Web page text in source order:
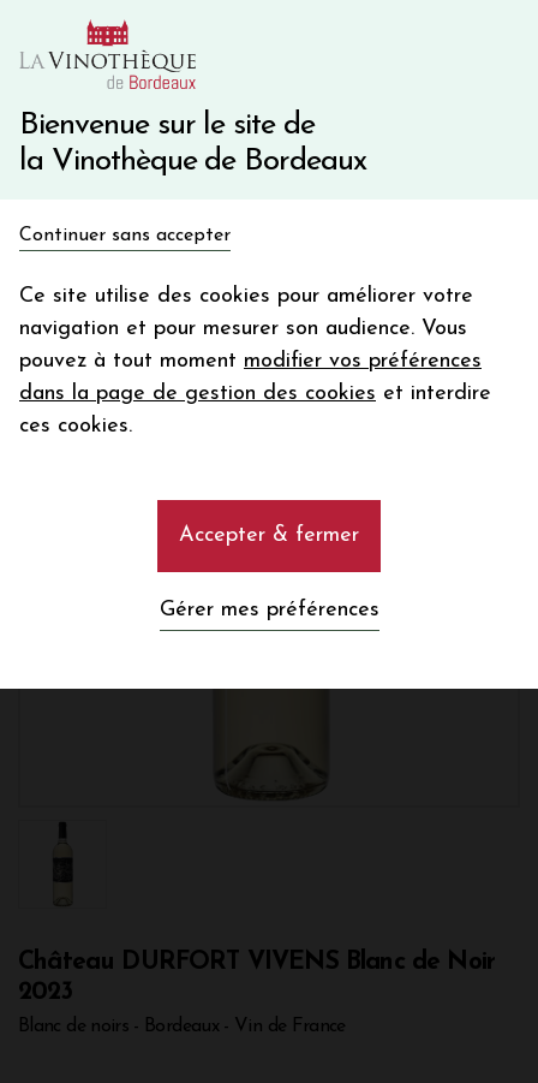
Bienvenue sur le site de
la Vinothèque de Bordeaux
Continuer sans accepter
Ce site utilise des cookies pour améliorer votre
navigation et pour mesurer son audience. Vous
pouvez à tout moment modifier vos préférences
dans la page de gestion des cookies et interdire
ces cookies.
Accepter & fermer
Gérer mes préférences
10€ de remise immédiate sur votre première commande
Une question ?
Château DURFORT VIVENS Blanc de Noir
2023
Blanc de noirs - Bordeaux - Vin de France
en bon d'achat
Votre
email
En m’abonnant, j’accepte de recevoir la newsletter de la